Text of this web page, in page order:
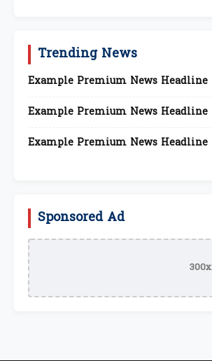
Trending News
Example Premium News Headline
Example Premium News Headline
Example Premium News Headline
Sponsored Ad